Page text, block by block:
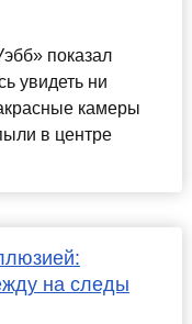
показал
увидеть ни
камеры
в центре
на следы